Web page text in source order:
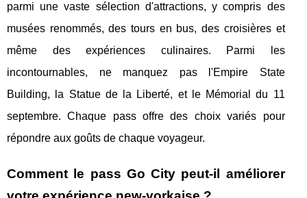
parmi une vaste sélection d'attractions, y compris des
musées renommés, des tours en bus, des croisières et
même des expériences culinaires. Parmi les
incontournables, ne manquez pas l'Empire State
Building, la Statue de la Liberté, et le Mémorial du 11
septembre. Chaque pass offre des choix variés pour
répondre aux goûts de chaque voyageur.
Comment le pass Go City peut-il améliorer